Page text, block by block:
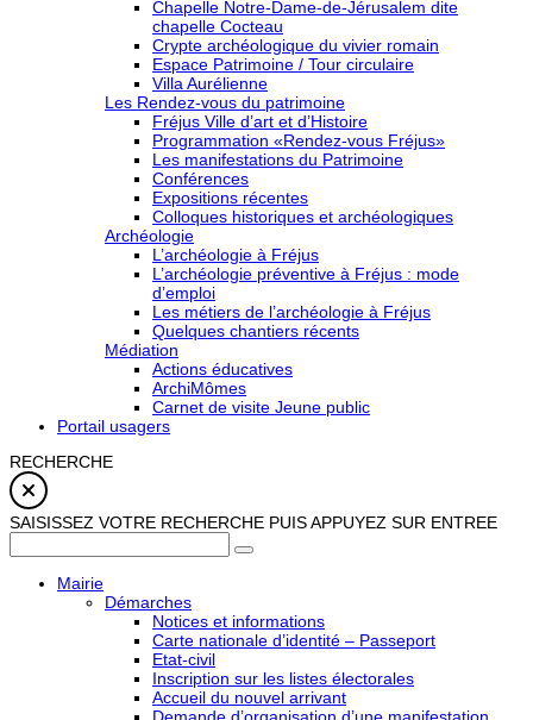
Chapelle Notre-Dame-de-Jérusalem dite
chapelle Cocteau
Crypte archéologique du vivier romain
Espace Patrimoine / Tour circulaire
Villa Aurélienne
Les Rendez-vous du patrimoine
Fréjus Ville d’art et d’Histoire
Programmation «Rendez-vous Fréjus»
Les manifestations du Patrimoine
Conférences
Expositions récentes
Colloques historiques et archéologiques
Archéologie
L’archéologie à Fréjus
L’archéologie préventive à Fréjus : mode
d’emploi
Les métiers de l’archéologie à Fréjus
Quelques chantiers récents
Médiation
Actions éducatives
ArchiMômes
Carnet de visite Jeune public
Portail usagers
RECHERCHE
SAISISSEZ VOTRE RECHERCHE PUIS APPUYEZ SUR ENTREE
Mairie
Démarches
Notices et informations
Carte nationale d’identité – Passeport
Etat-civil
Inscription sur les listes électorales
Accueil du nouvel arrivant